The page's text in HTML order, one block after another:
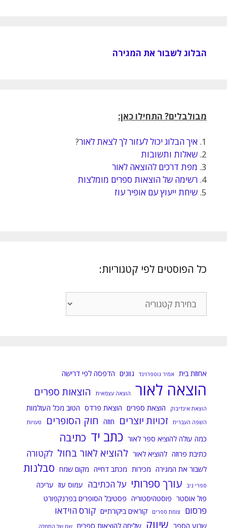
הבלוג לשבור את המגירה
מבולבלים? התחילו כאן:
1. איך הבלוג יכול לעזור לך לצאת לאור?
2. שאלות ותשובות
3. מפת דרכים להוצאה לאור
4. רשימה של הוצאות ספרים מומלצות
5. שיחת ייעוץ עם אופיר עוז
כל הפוסטים לפי קטגוריות:
הפוסטים
אחוזת בית אמיר גוטפרוינד גוונים הדפסה לפי דרישה
הוצאה לאור הוצאה עצמאית הוצאות ספרים
הוצאת אינדיבוק הוצאת ספרים הוצאת פרדס הטוב מכל העולמות
השפה העברית זכויות יוצרים חוזה חוק הסופרים טעויות
כמה עולה להוציא ספר לאור כתב יד כתיבה
כתיבת פרוזה להוציא לאור להוציא לאור בחול לקטורה
לשבור את המגירה מכירות מכתב דחייה מקום שמח סבלנות
ספרי ניב עורך ספרותי על הכתיבה עמוס עוז עריכה
פול אוסטר פוסטהיסטוריה פסטיבל הסופרים בפרנקפורט
פרסום צומת ספרים קוראים ביקורתיים קורס הוידאו
שבוע הספר שיווק שליחה להוצאות ספרים שם של התחלה